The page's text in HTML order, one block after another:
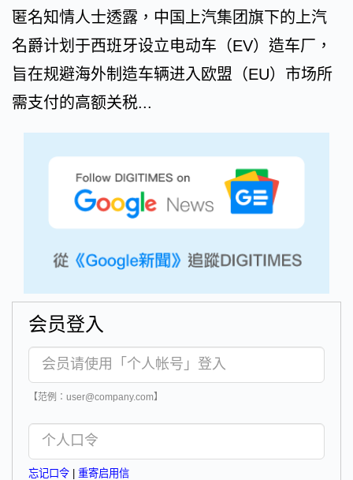
匿名知情人士透露，中国上汽集团旗下的上汽
名爵计划于西班牙设立电动车（EV）造车厂，
旨在规避海外制造车辆进入欧盟（EU）市场所
需支付的高额关税...
会员登入
【范例：user@company.com】
忘记口令 重寄启用信